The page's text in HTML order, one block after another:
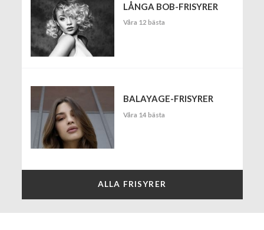
LÅNGA BOB-FRISYRER
Våra 12 bästa
BALAYAGE-FRISYRER
Våra 14 bästa
ALLA FRISYRER